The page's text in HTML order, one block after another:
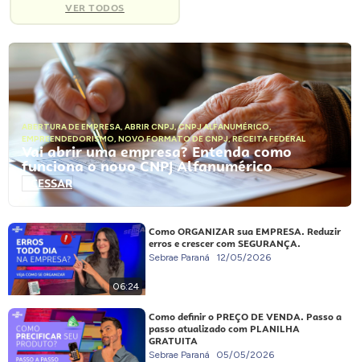
VER TODOS
ABERTURA DE EMPRESA, ABRIR CNPJ,CNPJ ALFANUMÉRICO,
EMPREENDEDORISMO, NOVO FORMATO DE CNPJ,RECEITA FEDERAL
Vai abrir uma empresa? Entenda como
funciona o novo CNPJ Alfanumérico
ACESSAR
06:24
Como ORGANIZAR sua EMPRESA. Reduzir
erros e crescer com SEGURANÇA.
Sebrae Paraná 12/05/2026
Como definir o PREÇO DE VENDA. Passo a
passo atualizado com PLANILHA
GRATUITA
Sebrae Paraná 05/05/2026